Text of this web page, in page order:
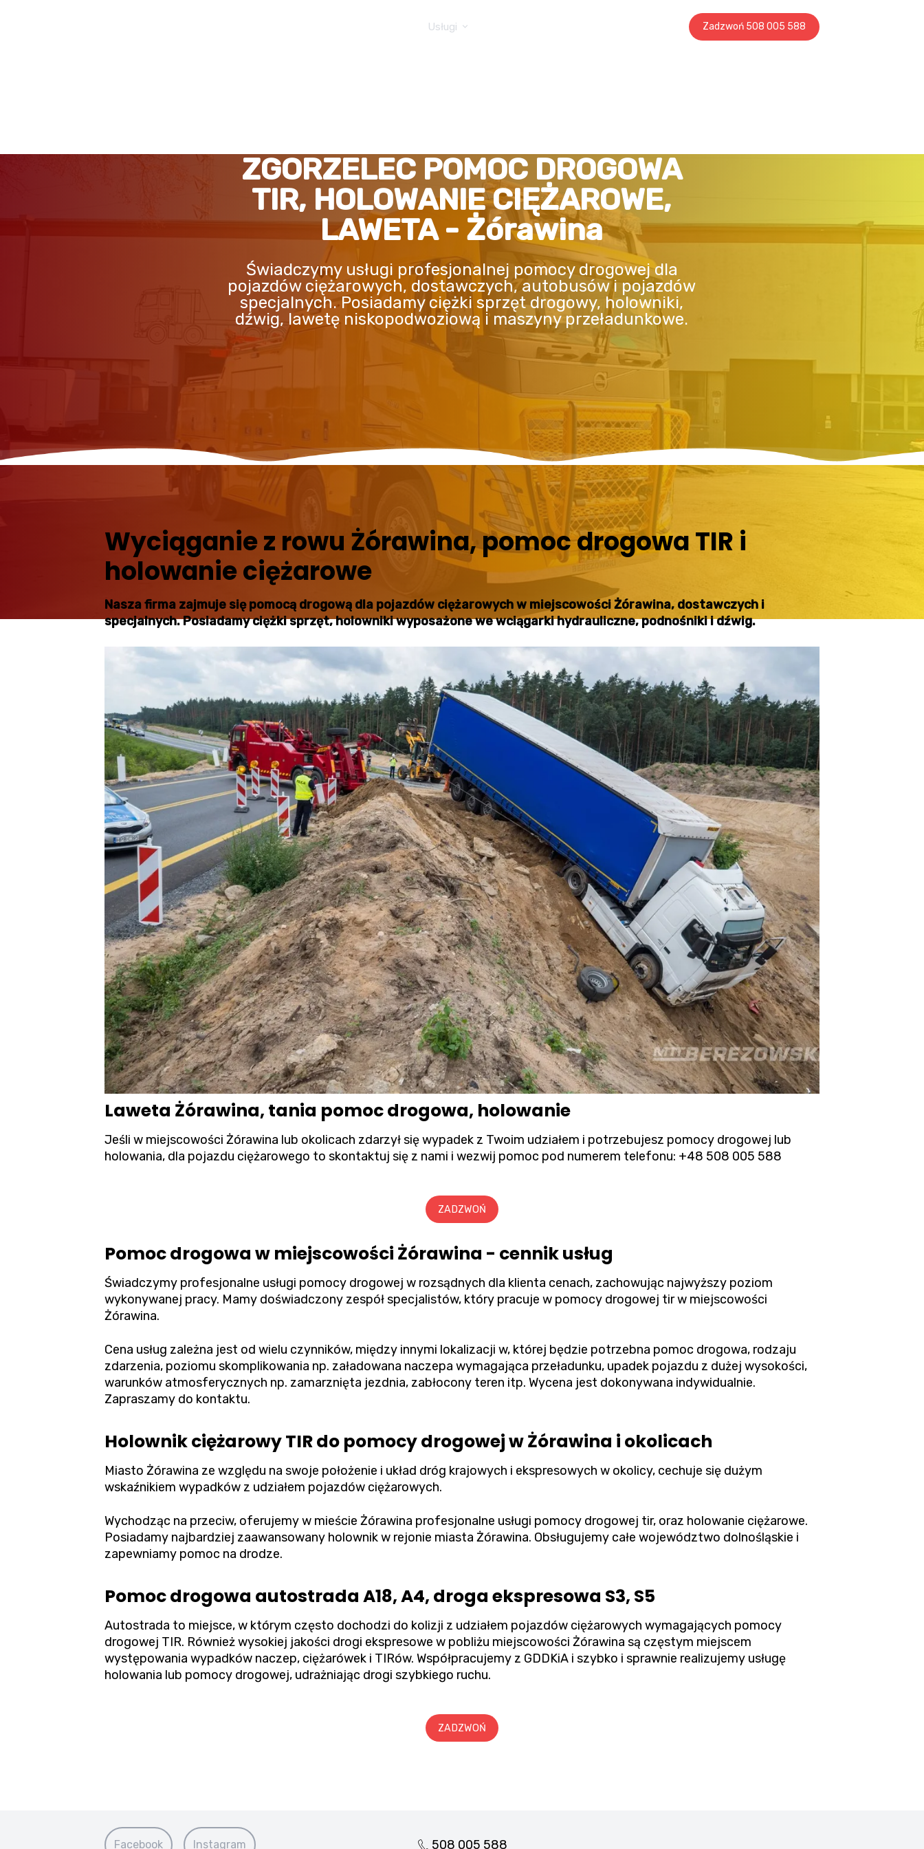
Zadzwoń 508 005 588
Usługi
ZGORZELEC POMOC DROGOWA
TIR, HOLOWANIE CIĘŻAROWE,
LAWETA - Żórawina
Świadczymy usługi profesjonalnej pomocy drogowej dla
pojazdów ciężarowych, dostawczych, autobusów i pojazdów
specjalnych. Posiadamy ciężki sprzęt drogowy, holowniki,
dźwig, lawetę niskopodwoziową i maszyny przeładunkowe.
Wyciąganie z rowu Żórawina, pomoc drogowa TIR i
holowanie ciężarowe
Nasza firma zajmuje się pomocą drogową dla pojazdów ciężarowych w miejscowości Żórawina, dostawczych i
specjalnych. Posiadamy ciężki sprzęt, holowniki wyposażone we wciągarki hydrauliczne, podnośniki i dźwig.
Laweta Żórawina, tania pomoc drogowa, holowanie
Jeśli w miejscowości Żórawina lub okolicach zdarzył się wypadek z Twoim udziałem i potrzebujesz pomocy drogowej lub
holowania, dla pojazdu ciężarowego to skontaktuj się z nami i wezwij pomoc pod numerem telefonu: +48 508 005 588
ZADZWOŃ
Pomoc drogowa w miejscowości Żórawina - cennik usług
Świadczymy profesjonalne usługi pomocy drogowej w rozsądnych dla klienta cenach, zachowując najwyższy poziom
wykonywanej pracy. Mamy doświadczony zespół specjalistów, który pracuje w pomocy drogowej tir w miejscowości
Żórawina.
Cena usług zależna jest od wielu czynników, między innymi lokalizacji w, której będzie potrzebna pomoc drogowa, rodzaju
zdarzenia, poziomu skomplikowania np. załadowana naczepa wymagająca przeładunku, upadek pojazdu z dużej wysokości,
warunków atmosferycznych np. zamarznięta jezdnia, zabłocony teren itp. Wycena jest dokonywana indywidualnie.
Zapraszamy do kontaktu.
Holownik ciężarowy TIR do pomocy drogowej w Żórawina i okolicach
Miasto Żórawina ze względu na swoje położenie i układ dróg krajowych i ekspresowych w okolicy, cechuje się dużym
wskaźnikiem wypadków z udziałem pojazdów ciężarowych.
Wychodząc na przeciw, oferujemy w mieście Żórawina profesjonalne usługi pomocy drogowej tir, oraz holowanie ciężarowe.
Posiadamy najbardziej zaawansowany holownik w rejonie miasta Żórawina. Obsługujemy całe województwo dolnośląskie i
zapewniamy pomoc na drodze.
Pomoc drogowa autostrada A18, A4, droga ekspresowa S3, S5
Autostrada to miejsce, w którym często dochodzi do kolizji z udziałem pojazdów ciężarowych wymagających pomocy
drogowej TIR. Również wysokiej jakości drogi ekspresowe w pobliżu miejscowości Żórawina są częstym miejscem
występowania wypadków naczep, ciężarówek i TIRów. Współpracujemy z GDDKiA i szybko i sprawnie realizujemy usługę
holowania lub pomocy drogowej, udrażniając drogi szybkiego ruchu.
ZADZWOŃ
Facebook Instagram 508 005 588